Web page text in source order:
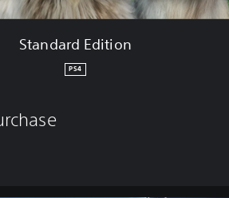
Standard Edition
PS4